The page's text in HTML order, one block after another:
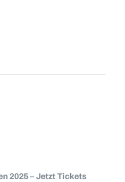
2025 – Jetzt Tickets